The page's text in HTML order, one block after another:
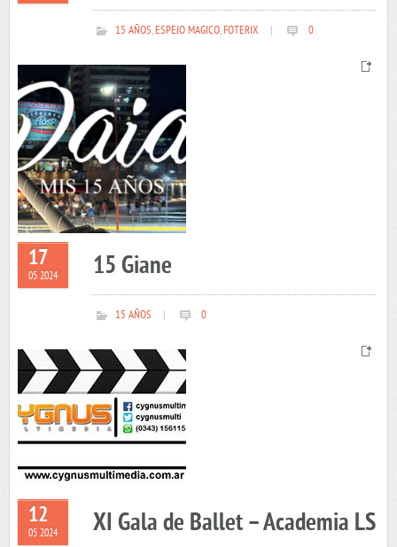
15 AÑOS,ESPEJO MAGICO,FOTERIX 0
17
05 2024 15 Giane
15 AÑOS 0
12
05 2024 XI Gala de Ballet – Academia LS